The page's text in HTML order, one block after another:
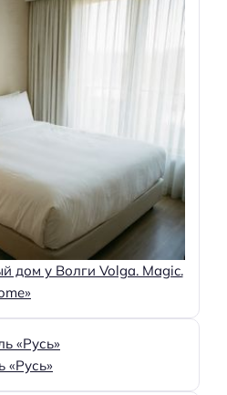
дом у Волги Volga. Magic.
«Русь»